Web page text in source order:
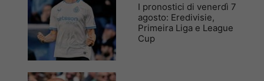
I pronostici di venerdì 7
agosto: Eredivisie,
Primeira Liga e League
Cup